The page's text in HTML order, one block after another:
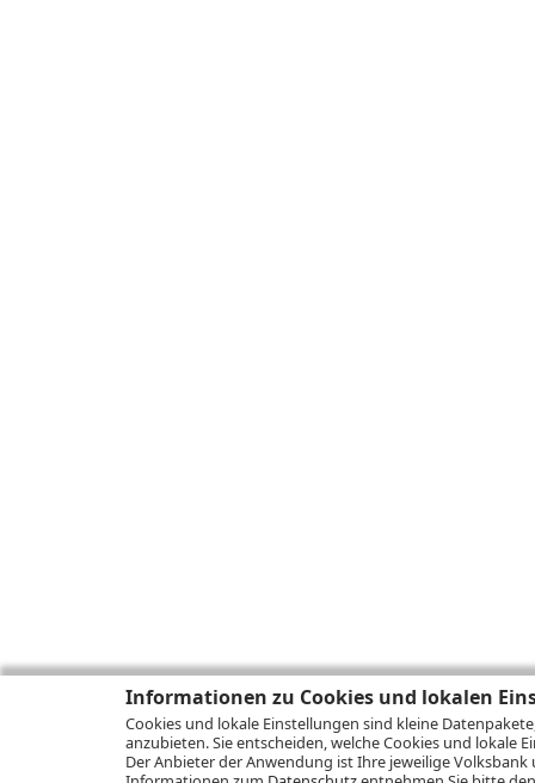
Informationen zu Cookies und lokalen
Cookies und lokale Einstellungen sind kleine
anzubieten. Sie entscheiden, welche Cookies und lokale
Der Anbieter der Anwendung ist Ihre jeweilige Volksbank